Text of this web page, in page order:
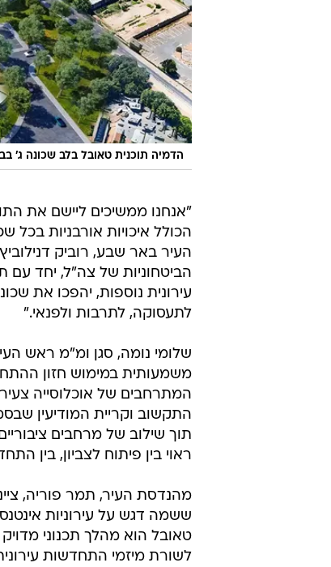
הדמיה תוכנית טאובל בלב שכונה ג'
"אנחנו ממשיכים ליישם את
הכולל איכויות אורבניות
העיר באר שבע, רוביק
הביטחוניות של צה"ל, יחד עם
עירונית נוספות, יהפכו את
לתעסוקה, לתרבות ולפנאי."
שלומי נומה, סגן ומ"מ ראש
משמעותית במימוש חזון
המתרחבים של אוכלוסייה
התקשוב וקריית המודיעין
תוך שילוב של מרחבים
ראוי בין פיתוח לצביון, בין
מהנדסת העיר, תמר פוריה,
ששמה דגש על עירוניות
טאובל הוא מהלך תכנוני
לשורת מיזמי התחדשות